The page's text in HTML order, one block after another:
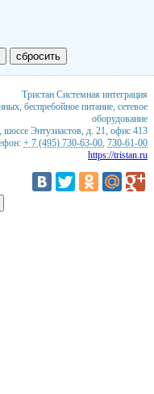
Тристан Системная интеграция
беспребойное питание, сетевое
оборудование
, шоссе Энтузиастов, д. 21, офис 413
+ 7 (495) 730-63-00, 730-61-00
https://tristan.ru